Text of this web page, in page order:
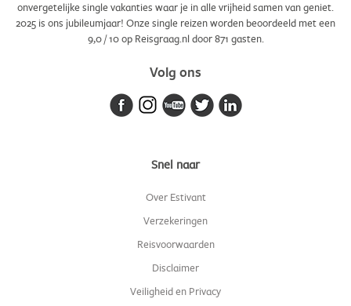
onvergetelijke single vakanties waar je in alle vrijheid samen van geniet.
2025 is ons jubileumjaar! Onze single reizen worden beoordeeld met een
9,0/10op Reisgraag.nl door871 gasten.
Volg ons
Snel naar
Over Estivant
Verzekeringen
Reisvoorwaarden
Disclaimer
Veiligheid en Privacy